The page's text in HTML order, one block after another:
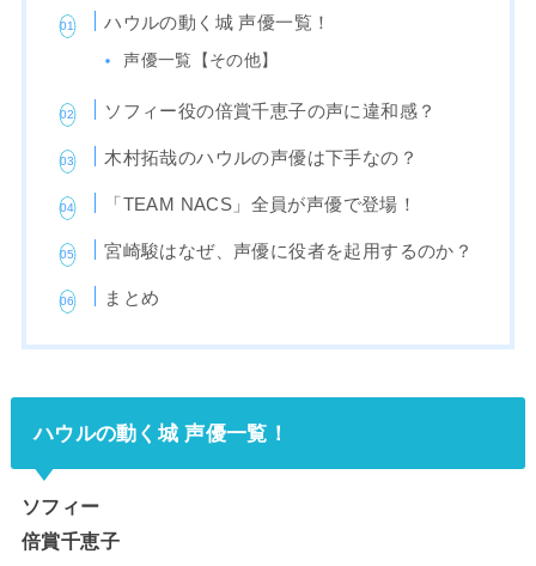
ハウルの動く城 声優一覧！
声優一覧【その他】
ソフィー役の倍賞千恵子の声に違和感？
木村拓哉のハウルの声優は下手なの？
「TEAM NACS」全員が声優で登場！
宮崎駿はなぜ、声優に役者を起用するのか？
まとめ
ハウルの動く城 声優一覧！
ソフィー
倍賞千恵子